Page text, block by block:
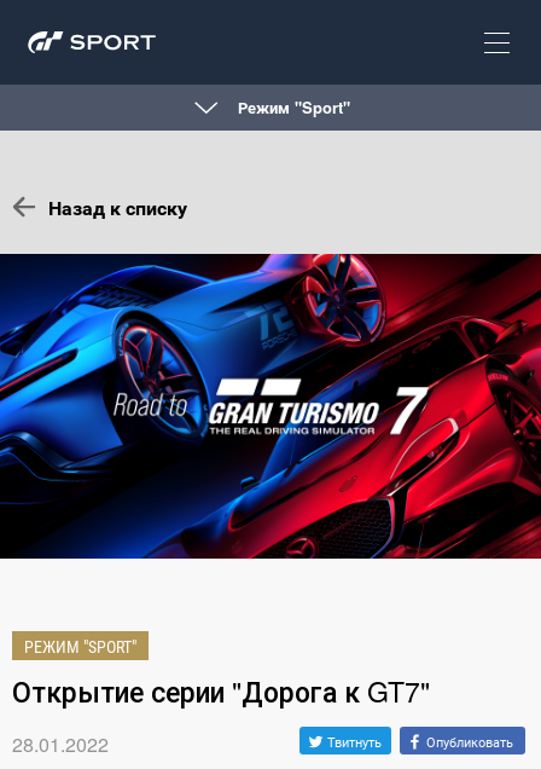
Режим "Sport"
Назад к списку
РЕЖИМ "SPORT"
Открытие серии "Дорога к GT7"
28.01.2022 Твитнуть Опубликовать